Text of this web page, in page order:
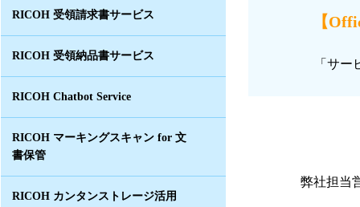
RICOH 受領請求書サービス
RICOH 受領納品書サービス
RICOH Chatbot Service
RICOH マーキングスキャン for 文
書保管
RICOH カンタンストレージ活用
【
「サ
弊社担当